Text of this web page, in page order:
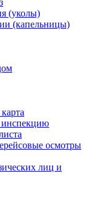
(уколы)
(капельницы)
инспекцию
осмотры
лиц и